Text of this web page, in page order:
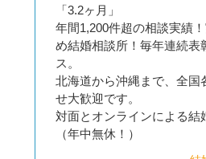
「3.2ヶ月」
年間1,200件超の相談実績
め結婚相談所！毎年連続表
ス。
北海道から沖縄まで、全国
せ大歓迎です。
対面とオンラインによる結
（年中無休！）